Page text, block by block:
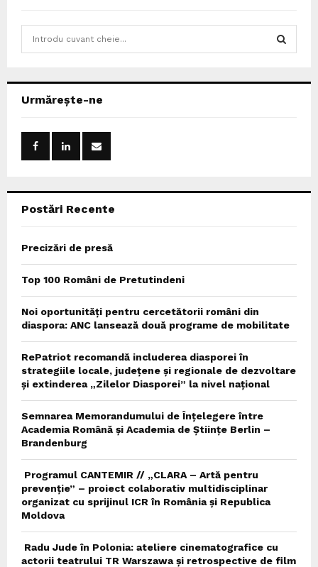
h
Urmărește-ne
Postări Recente
Precizări de presă
Top 100 Români de Pretutindeni
Noi oportunități pentru cercetătorii români din
diaspora: ANC lansează două programe de mobilitate
RePatriot recomandă includerea diasporei în
strategiile locale, județene și regionale de dezvoltare
și extinderea „Zilelor Diasporei” la nivel național
Semnarea Memorandumului de Înțelegere între
Academia Română și Academia de Științe Berlin –
Brandenburg
Programul CANTEMIR // „CLARA – Artă pentru
prevenție” – proiect colaborativ multidisciplinar
organizat cu sprijinul ICR în România și Republica
Moldova
Radu Jude în Polonia: ateliere cinematografice cu
actorii teatrului TR Warszawa și retrospective de film